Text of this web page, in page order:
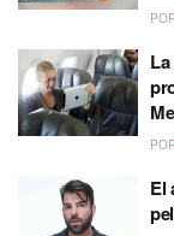
El